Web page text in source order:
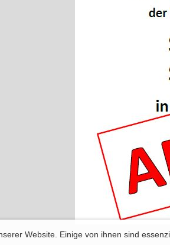
Website. Einige von ihnen sind